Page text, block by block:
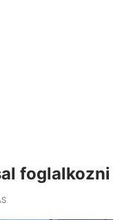
foglalkozni